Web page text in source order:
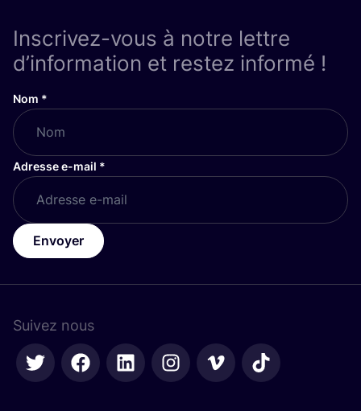
Inscrivez-vous à notre lettre
d’information et restez informé !
Nom *
Adresse e-mail *
Envoyer
Suivez nous